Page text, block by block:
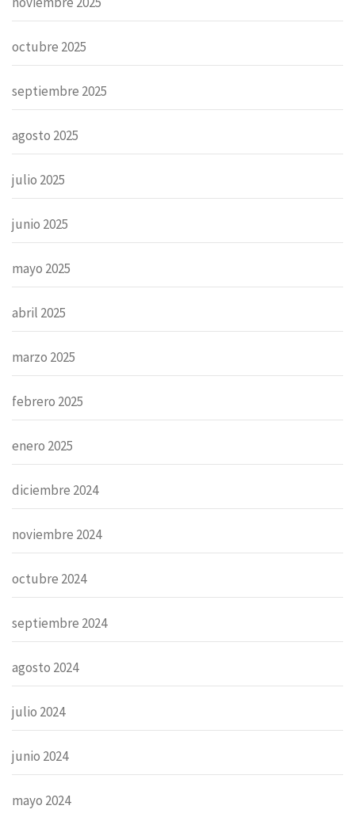
octubre 2025
septiembre 2025
agosto 2025
julio 2025
junio 2025
mayo 2025
abril 2025
marzo 2025
febrero 2025
enero 2025
diciembre 2024
noviembre 2024
octubre 2024
septiembre 2024
agosto 2024
julio 2024
junio 2024
mayo 2024